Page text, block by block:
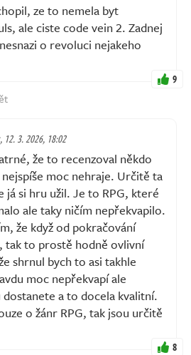
ze to nemela byt
ale ciste code vein 2. Zadnej
o revoluci nejakeho
9
12. 3. 2026, 18:02
že to recenzoval někdo
moc nehraje. Určitě ta
já si hru užil. Je to RPG, které
ale taky ničím nepřekvapilo.
že když od pokračování
tak to prostě hodně ovlivní
shrnul bych to asi takhle
moc nepřekvapí ale
a to docela kvalitní.
o žánr RPG, tak jsou určitě
8